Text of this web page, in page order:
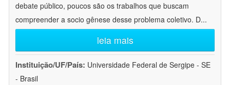
debate público, poucos são os trabalhos que buscam
compreender a socio gênese desse problema coletivo. D...
leia mais
Instituição/UF/País: Universidade Federal de Sergipe - SE
- Brasil